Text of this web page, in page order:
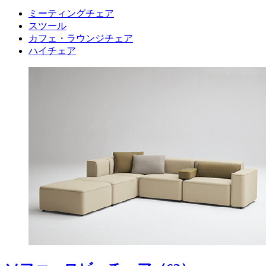
ミーティングチェア
スツール
カフェ・ラウンジチェア
ハイチェア